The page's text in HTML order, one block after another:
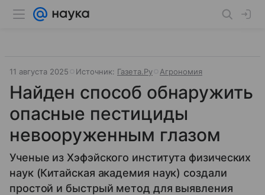
11 августа 2025 Источник: Газета.Ру Агрономия
Найден способ обнаружить
опасные пестициды
невооруженным глазом
Ученые из Хэфэйского института физических
наук (Китайская академия наук) создали
простой и быстрый метод для выявления